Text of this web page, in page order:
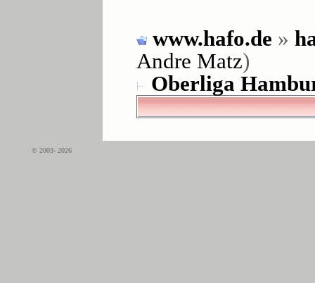
www.hafo.de »
Andre Matz)
Oberliga
© 2003- 2026